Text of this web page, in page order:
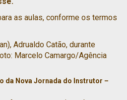
as aulas, conforme os termos
da Nova Jornada do Instrutor –